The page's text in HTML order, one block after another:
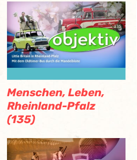
Menschen, Leben,
Rheinland-Pfalz
(135)